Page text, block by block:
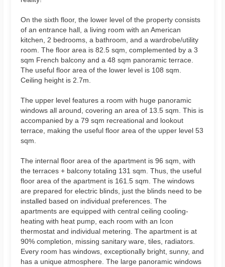
On the sixth floor, the lower level of the property consists
of an entrance hall, a living room with an American
kitchen, 2 bedrooms, a bathroom, and a wardrobe/utility
room. The floor area is 82.5 sqm, complemented by a 3
sqm French balcony and a 48 sqm panoramic terrace.
The useful floor area of the lower level is 108 sqm.
Ceiling height is 2.7m.
The upper level features a room with huge panoramic
windows all around, covering an area of 13.5 sqm. This is
accompanied by a 79 sqm recreational and lookout
terrace, making the useful floor area of the upper level 53
sqm.
The internal floor area of the apartment is 96 sqm, with
the terraces + balcony totaling 131 sqm. Thus, the useful
floor area of the apartment is 161.5 sqm. The windows
are prepared for electric blinds, just the blinds need to be
installed based on individual preferences. The
apartments are equipped with central ceiling cooling-
heating with heat pump, each room with an Icon
thermostat and individual metering. The apartment is at
90% completion, missing sanitary ware, tiles, radiators.
Every room has windows, exceptionally bright, sunny, and
has a unique atmosphere. The large panoramic windows